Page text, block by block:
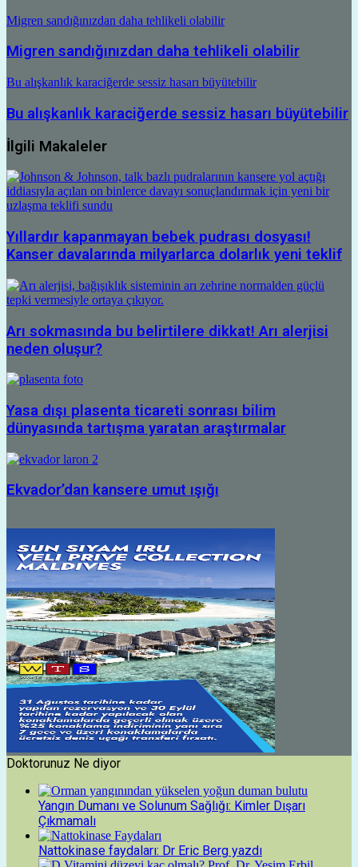
Migren sandığınızdan daha tehlikeli olabilir
Migren sandığınızdan daha tehlikeli olabilir
Bu alışkanlık karaciğerde sessiz hasarı büyütebilir
Bu alışkanlık karaciğerde sessiz hasarı büyütebilir
İlgili Makaleler
Yıllardır kapanmayan bebek pudrası dosyası!
Kanser davalarında milyarlarca dolarlık yeni teklif
Arı sokmasında bu belirtilere dikkat! Arı alerjisi
neden oluşur?
Yasa dışı plasenta ticareti sonrası bilim
dünyasında tartışma yaratan araştırmalar
Ekvador’dan kansere umut ışığı
Doktorunuz Ne diyor
Yangın Dumanı ve Solunum Sağlığı: Kimler Dışarı
Çıkmamalı
Nattokinase faydaları: Dr Eric Berg yazdı